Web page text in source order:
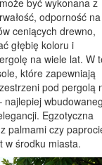
odporność na
ceniących drewno,
głębię koloru i
na wiele lat. W
które zapewniają
pod pergolą
najlepiej
Egzotyczna
palmami czy
w środku miasta.